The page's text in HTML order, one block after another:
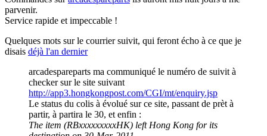
parvenir.
Service rapide et impeccable !
Quelques mots sur le courrier suivit, qui feront écho à ce que je
disais déjà l'an dernier
arcadespareparts ma communiqué le numéro de suivit à
checker sur le site suivant
http://app3.hongkongpost.com/CGI/mt/enquiry.jsp
Le status du colis à évolué sur ce site, passant de prèt à
partir, à partira le 30, et enfin :
The item (RBxxxxxxxxxHK) left Hong Kong for its